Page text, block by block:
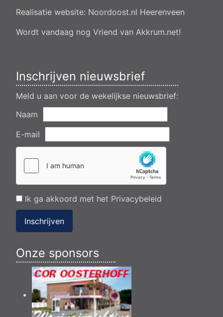
Aanvraag omgevingsvergunning wateractiviteit wf-1009518
van een transformatorstation project nulelie Akkrum nabij de
Realisatie website: Noordoost.nl Heerenveen
Wordt vandaag nog Vriend van Akkrum.net!
Inschrijven nieuwsbrief
Meld u aan voor de wekelijkse nieuwsbrief:
Naam
E-mail
Ik ga akkoord met het Privacybeleid
Inschrijven
Onze sponsors